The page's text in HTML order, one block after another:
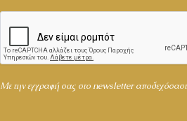
Mε την εγγραφή σας στο newsletter